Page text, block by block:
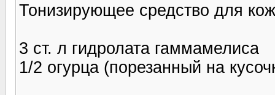
Тонизирующее средство для
3 ст. л гидролата гаммамелиса
1/2 огурца (порезанный на